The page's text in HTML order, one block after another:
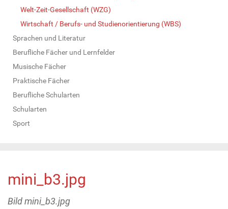
Welt-Zeit-Gesellschaft (WZG)
Wirtschaft / Berufs- und Studienorientierung (WBS)
Sprachen und Literatur
Berufliche Fächer und Lernfelder
Musische Fächer
Praktische Fächer
Berufliche Schularten
Schularten
Sport
mini_b3.jpg
Bild mini_b3.jpg